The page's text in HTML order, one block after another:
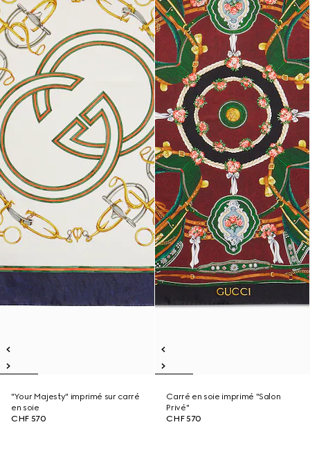
"Your Majesty" imprimé sur carré
en soie
CHF 570
Carré en soie imprimé "Salon
Privé"
CHF 570